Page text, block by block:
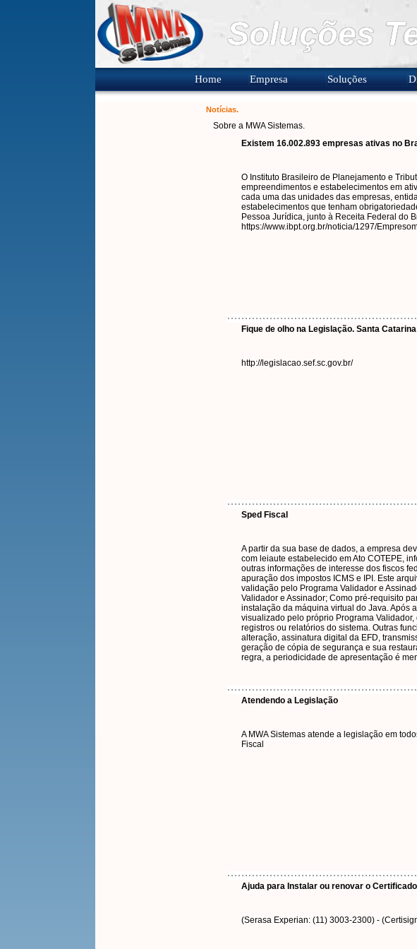
Soluções
Home Empresa Soluções
Notícias.
Sobre a MWA Sistemas.
Existem 16.002.893 empresas ativas no
O Instituto Brasileiro de Planejamento e
empreendimentos e estabelecimentos em
cada uma das unidades das empresas,
estabelecimentos que tenham
Pessoa Jurídica, junto à Receita Federal do
https://www.ibpt.org.br/noticia/1297/
Fique de olho na Legislação. Santa Catarina
http://legislacao.sef.sc.gov.br/
Sped Fiscal
A partir da sua base de dados, a empresa
com leiaute estabelecido em Ato COTEPE,
outras informações de interesse dos fiscos
apuração dos impostos ICMS e IPI. Este
validação pelo Programa Validador e
Validador e Assinador; Como pré-requisito
instalação da máquina virtual do Java. Após
visualizado pelo próprio Programa
registros ou relatórios do sistema. Outras
alteração, assinatura digital da EFD,
geração de cópia de segurança e sua
regra, a periodicidade de apresentação é
Atendendo a Legislação
A MWA Sistemas atende a legislação em
Fiscal
Ajuda para Instalar ou renovar o
(Serasa Experian: (11) 3003-2300) -